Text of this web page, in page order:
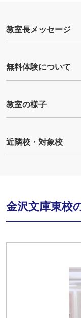
教室長メッセージ
無料体験について
教室の様子
近隣校・対象校
金沢文庫東校